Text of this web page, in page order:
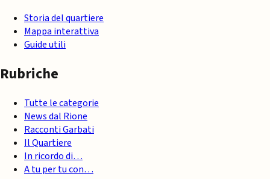
Storia del quartiere
Mappa interattiva
Guide utili
Rubriche
Tutte le categorie
News dal Rione
Racconti Garbati
Il Quartiere
In ricordo di…
A tu per tu con…